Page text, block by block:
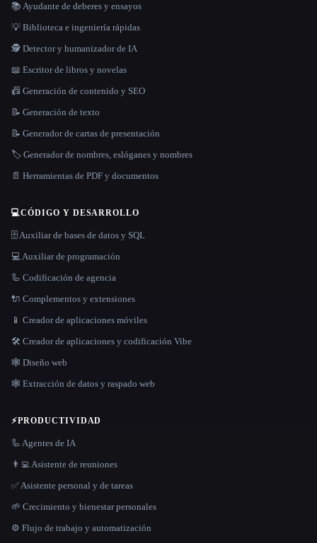
📚 Ayudante de deberes y ensayos
💡 Biblioteca e ingeniería rápidas
🕵️ Detector y humanizador de IA
📖 Escritor de libros y novelas
📠 Generación de contenido y SEO
📝 Generación de texto
📝 Generador de cartas de presentación
🏷️ Generador de nombres, eslóganes y nombres
📄 Herramientas de PDF y documentos
💻CÓDIGO Y DESARROLLO
🗄️ Auxiliar de bases de datos y SQL
💻 Auxiliar de programación
🦾 Codificación de agencia
🔌 Complementos y extensiones
📱 Creador de aplicaciones móviles
🛠️ Creador de aplicaciones y codificación Vibe
🕸 Diseño web
🕸️ Extracción de datos y raspado web
⚡PRODUCTIVIDAD
🦾 Agentes de IA
👨‍💻 Asistente de reuniones
✅ Asistente personal y de tareas
🌱 Crecimiento y bienestar personales
⚙️ Flujo de trabajo y automatización